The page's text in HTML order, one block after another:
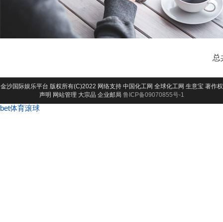
总
金沙国际娱乐平台 版权所有(C)2022 网络支持 中国化工网 全球化工网 生意宝 著作权
声明 网站管理 大宗品 企业邮局 鲁ICP备09070855号-1
bet体育滚球